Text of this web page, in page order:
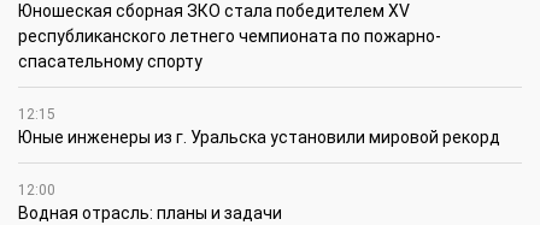
Юношеская сборная ЗКО стала победителем XV
республиканского летнего чемпионата по пожарно-
спасательному спорту
12:15
Юные инженеры из г. Уральска установили мировой рекорд
12:00
Водная отрасль: планы и задачи